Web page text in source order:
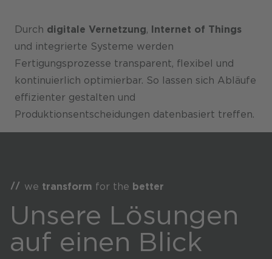
Durch digitale Vernetzung,
Internet of Things
und integrierte Systeme werden
Fertigungsprozesse transparent, flexibel und
kontinuierlich optimierbar. So lassen sich Abläufe
effizienter gestalten und
Produktionsentscheidungen datenbasiert treffen.
we transform for the better
Unsere Lösungen
auf einen Blick